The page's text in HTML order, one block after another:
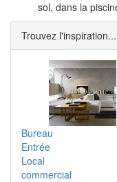
sol, dans la
Trouvez l'inspiration...
Bureau
Entrée
Local
commercial